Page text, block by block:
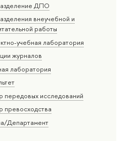
ДПО
внеучебной и
работы
учебная лаборатория
журналов
лаборатория
передовых исследований
превосходства
Департамент